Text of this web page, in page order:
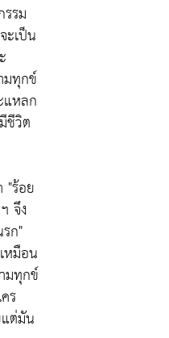
รม
ะเป็น
มทุกข์
แหลก
ชีวิต
"ร้อย
จึง
ก"
มือน
มทุกข์
ร
ต่มัน